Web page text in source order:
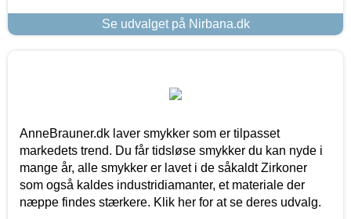
Se udvalget på Nirbana.dk
AnneBrauner.dk laver smykker som er tilpasset
markedets trend. Du får tidsløse smykker du kan nyde i
mange år, alle smykker er lavet i de såkaldt Zirkoner
som også kaldes industridiamanter, et materiale der
næppe findes stærkere. Klik her for at se deres udvalg.